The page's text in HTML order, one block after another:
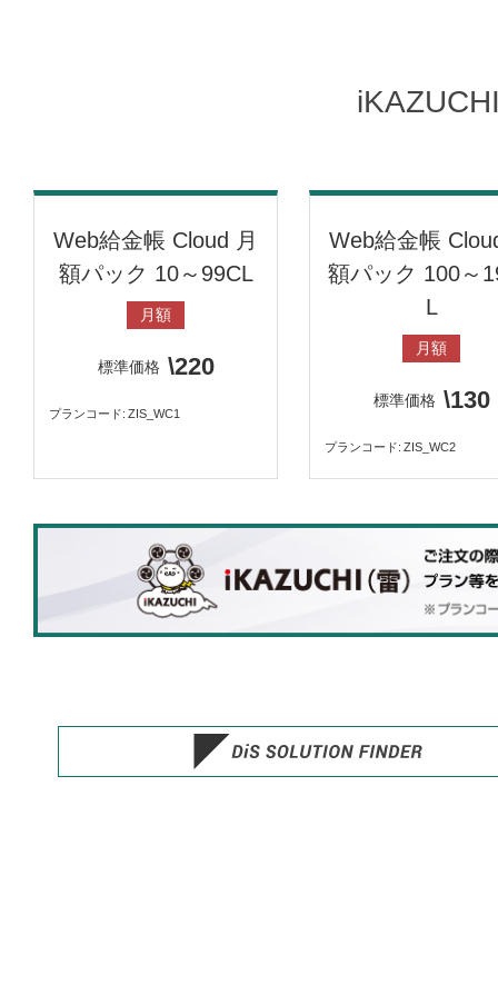
Web給金帳 Cloud 月
額パック 10～99CL
月額
標準価格 \220
プランコード ZIS_WC1
Web給金帳
額パック 100～
L
月額
標準価格 \130
プランコード ZIS_WC2